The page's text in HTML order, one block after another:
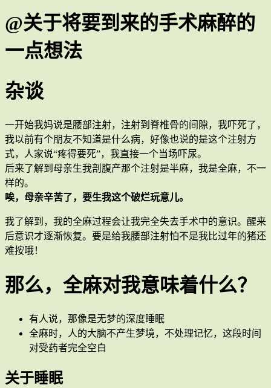
@关于将要到来的手术麻醉的
一点想法
杂谈
一开始我妈说是腰部注射，注射到脊椎骨的间隙，我吓死了，
我以前有个朋友不知道是什么病，好像也说的是这个注射方
式，人家说“疼得要死”，我直接一个当场吓尿。
后来了解到母亲生我剖腹产那个注射是半麻，我是全麻，不一
样的。
唉，母亲辛苦了，要生我这个破烂玩意儿。
我了解到，我的全麻过程会让我完全失去手术中的意识。醒来
后意识才逐渐恢复。要是给我腰部注射怕不是我比过年的猪还
难按哦！
那么，全麻对我意味着什么？
有人说，那像是无梦的深度睡眠
全麻时，人的大脑不产生梦境，不处理记忆，这段时间
对受药者完全空白
关于睡眠